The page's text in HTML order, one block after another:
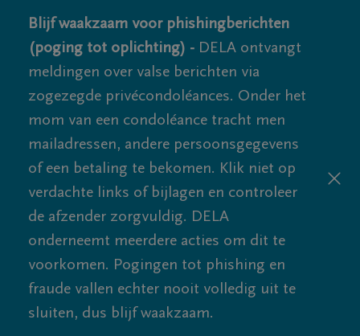
Blijf waakzaam voor phishingberichten
(poging tot oplichting) - DELA ontvangt
meldingen over valse berichten via
zogezegde privécondoléances. Onder het
mom van een condoléance tracht men
mailadressen, andere persoonsgegevens
of een betaling te bekomen. Klik niet op
verdachte links of bijlagen en controleer
de afzender zorgvuldig. DELA
onderneemt meerdere acties om dit te
voorkomen. Pogingen tot phishing en
fraude vallen echter nooit volledig uit te
sluiten, dus blijf waakzaam.